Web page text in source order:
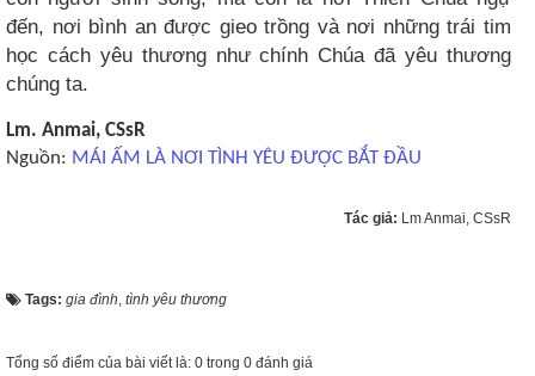
đến, nơi bình an được gieo trồng và nơi những trái tim
học cách yêu thương như chính Chúa đã yêu thương
chúng ta.
Lm. Anmai, CSsR
Nguồn: MÁI ẤM LÀ NƠI TÌNH YÊU ĐƯỢC BẮT ĐẦU
Tác giả: Lm Anmai, CSsR
Tags: gia đình, tình yêu thương
Tổng số điểm của bài viết là: 0 trong 0 đánh giá